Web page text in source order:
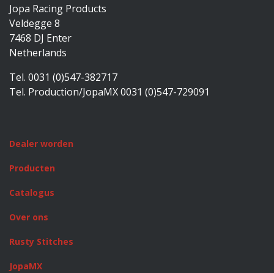
Jopa Racing Products
Veldegge 8
7468 DJ Enter
Netherlands
Tel. 0031 (0)547-382717
Tel. Production/JopaMX 0031 (0)547-729091
Dealer worden
Producten
Catalogus
Over ons
Rusty Stitches
JopaMX